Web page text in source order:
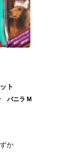
ト
バニラ M
か